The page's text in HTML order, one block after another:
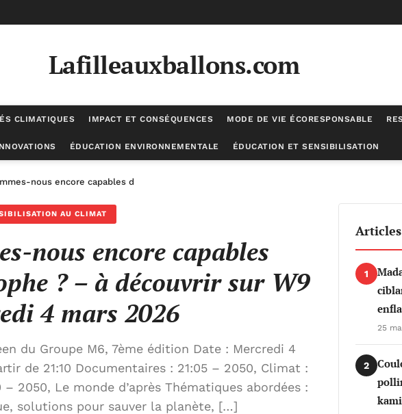
Lafilleauxballons.com
CLIMATIQUES IMPACT ET CONSÉQUENCES MODE DE VIE ÉCORESPONSABLE
ÉDUCATION ENVIRONNEMENTALE ÉDUCATION ET SENSIBILISATION
nous encore capables d’éviter une catastrophe ? – à découvrir sur W9 le mercredi 4
AU CLIMAT
nous encore capables
? – à découvrir sur W9
4 mars 2026
du Groupe M6, 7ème édition Date : Mercredi 4
de 21:10 Documentaires : 21:05 – 2050, Climat :
2050, Le monde d’après Thématiques abordées :
solutions pour sauver la planète, […]
1
25
2